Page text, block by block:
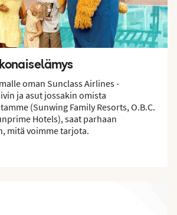
oman Sunclass Airlines -
ja asut jossakin omista
(Sunwing Family Resorts, O.B.C.
Hotels), saat parhaan
mitä voimme tarjota.